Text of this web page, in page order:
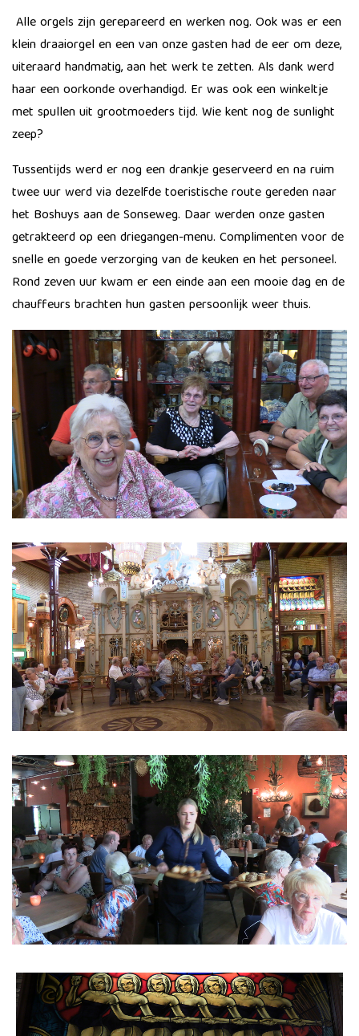
​Alle orgels zijn gerepareerd en werken nog. Ook was er een
klein draaiorgel en een van ​onze gasten had de eer om deze,
uiteraard ​​handmatig, aan het werk te zetten. Als dank werd
haar een oorkonde overhandigd. Er was ook een winkeltje
met spullen uit grootmoeders tijd. Wie kent nog de sunlight
zeep?
Tussentijds werd er nog een drankje geserveerd en na ruim
twee uur werd via dezelfde toeristische route gereden naar
het Boshuys aan de Sonseweg. Daar werden onze gasten
getrakteerd op een driegangen-menu. Complimenten voor de
snelle en goede verzorging van de keuken en het personeel.
Rond zeven uur kwam er een einde aan een mooie dag en de
chauffeurs brachten hun gasten persoonlijk weer thuis.